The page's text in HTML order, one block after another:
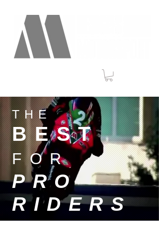
THE
BEST
FOR
PRO
RIDERS